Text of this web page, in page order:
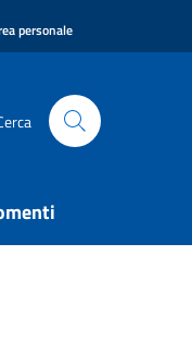
personale